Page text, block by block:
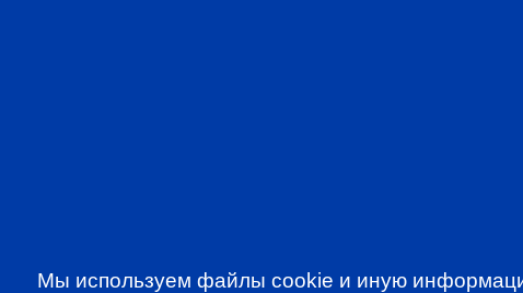
Мы используем файлы cookie и иную